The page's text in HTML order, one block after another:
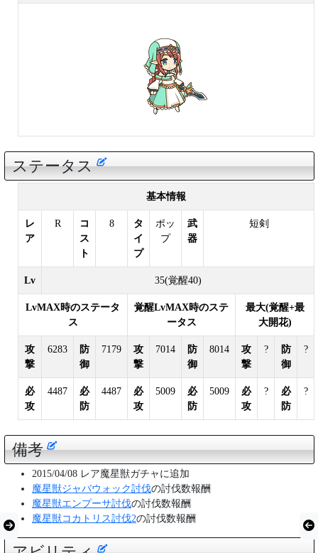
ステータス
基本情報
レ
ア
R
コ
ス
ト
8
タ
イ
プ
ポッ
プ
武
器
短剣
Lv 35(覚醒40)
LvMAX時のステータ
ス
覚醒LvMAX時のステ
ータス
最大(覚醒+最
大開花)
攻
撃
6283
防
御
7179
攻
撃
7014
防
御
8014
攻
撃
?
防
御
?
必
攻
4487
必
防
4487
必
攻
5009
必
防
5009
必
攻
?
必
防
?
備考
2015/04/08 レア魔星獣ガチャに追加
魔星獣ジャバウォック討伐の討伐数報酬
魔星獣エンプーサ討伐の討伐数報酬
魔星獣コカトリス討伐2の討伐数報酬